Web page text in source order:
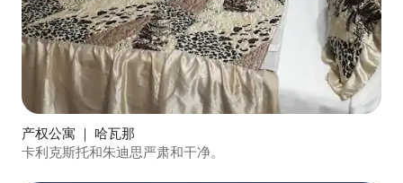
产权公寓 ｜ 哈瓦那
卡利克斯托和朱迪思严肃和干净。